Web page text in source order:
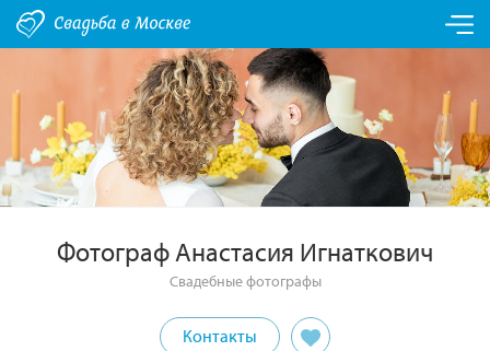
Фотограф Анастасия Игнаткович
Свадебные фотографы
Контакты